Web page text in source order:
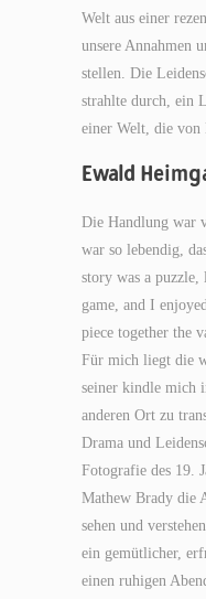
Welt aus einer
unsere Annahmen
stellen. Die
strahlte durch, ein
einer Welt, die
Ewald
Die Handlung war
war so lebendig,
story was a
game, and I
piece together the
Für mich liegt die
seiner kindle mich
anderen Ort zu
Drama und
Fotografie des 19.
Mathew Brady die
sehen und
ein gemütlicher,
einen ruhigen